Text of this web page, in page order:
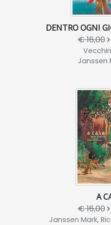
DENTRO OGNI
€ 16,00
Janssen
A
€ 16,00
Janssen Mark,